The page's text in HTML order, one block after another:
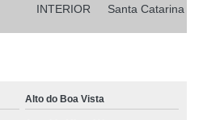
INTERIOR Santa Catarina
Alto do Boa Vista